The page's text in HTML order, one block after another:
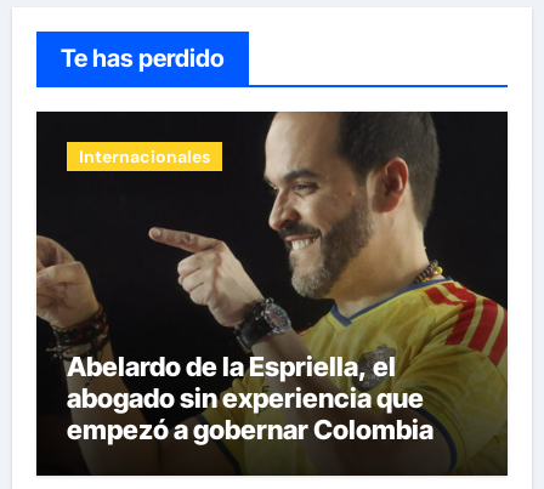
Te has perdido
Internacionales
Abelardo de la Espriella, el
abogado sin experiencia que
empezó a gobernar Colombia